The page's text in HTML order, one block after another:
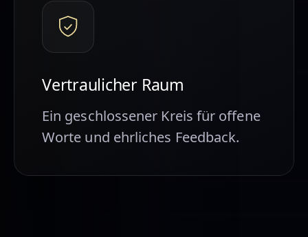
Vertraulicher Raum
Ein geschlossener Kreis für offene
Worte und ehrliches Feedback.